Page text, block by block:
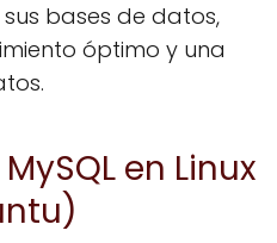
bases de datos,
óptimo y una
en Linux